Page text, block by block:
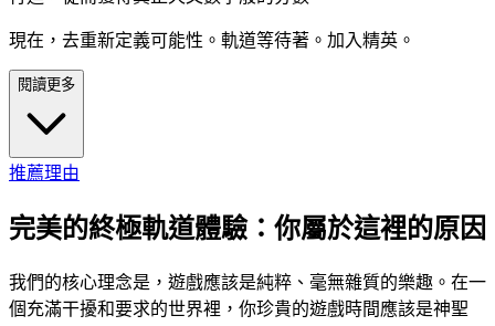
現在，去重新定義可能性。軌道等待著。加入精英。
閱讀更多
推薦理由
完美的終極軌道體驗：你屬於這裡的原因
我們的核心理念是，遊戲應該是純粹、毫無雜質的樂趣。在一
個充滿干擾和要求的世界裡，你珍貴的遊戲時間應該是神聖